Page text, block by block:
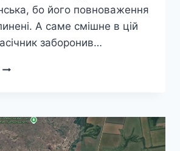
бо його повноваження
А саме смішне в цій
заборонив…
ОСТАННІЙ